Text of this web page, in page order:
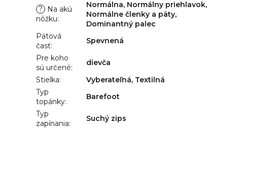
?
Na akú
nôžku:
Normálna, Normálny priehlavok,
Normálne členky a päty,
Dominantný palec
Pätová
časť:
Spevnená
Pre koho
sú určené:
dievča
Stielka:
Vyberateľná, Textilná
Typ
topánky:
Barefoot
Typ
zapínania:
Suchý zips